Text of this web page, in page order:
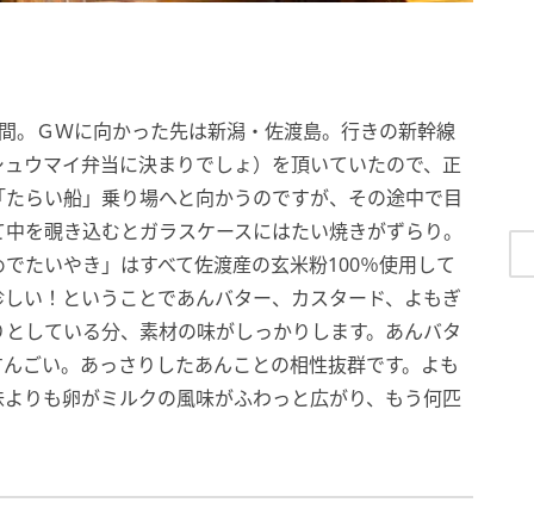
ＧＷに向かった先は新潟・佐渡島。行きの新幹線
ウマイ弁当に決まりでしょ）を頂いていたので、正
らい船」乗り場へと向かうのですが、その途中で目
を覗き込むとガラスケースにはたい焼きがずらり。
たいやき」はすべて佐渡産の玄米粉100％使用して
い！ということであんバター、カスタード、よもぎ
している分、素材の味がしっかりします。あんバタ
ごい。あっさりしたあんことの相性抜群です。よも
りも卵がミルクの風味がふわっと広がり、もう何匹